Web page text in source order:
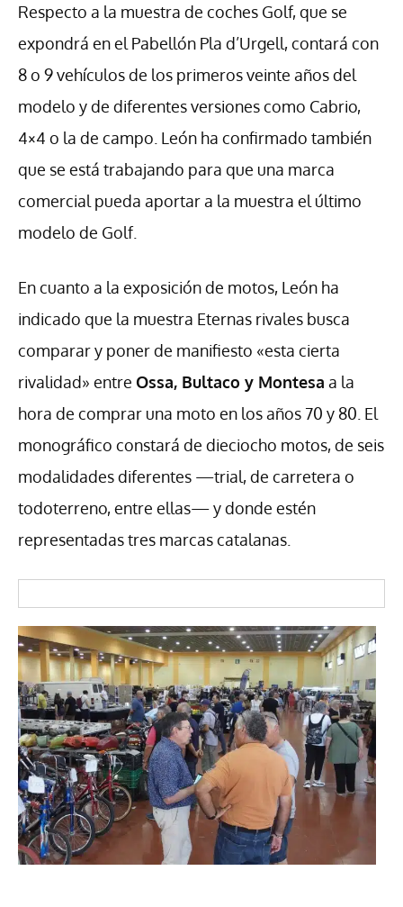
Respecto a la muestra de coches Golf, que se
expondrá en el Pabellón Pla d’Urgell, contará con
8 o 9 vehículos de los primeros veinte años del
modelo y de diferentes versiones como Cabrio,
4×4 o la de campo. León ha confirmado también
que se está trabajando para que una marca
comercial pueda aportar a la muestra el último
modelo de Golf.
En cuanto a la exposición de motos, León ha
indicado que la muestra Eternas rivales busca
comparar y poner de manifiesto «esta cierta
rivalidad» entre Ossa, Bultaco y Montesa a la
hora de comprar una moto en los años 70 y 80. El
monográfico constará de dieciocho motos, de seis
modalidades diferentes —trial, de carretera o
todoterreno, entre ellas— y donde estén
representadas tres marcas catalanas.